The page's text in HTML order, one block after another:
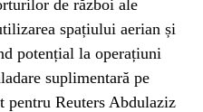
de război ale
spațiului aerian și
potențial la operațiuni
suplimentară pe
Reuters Abdulaziz